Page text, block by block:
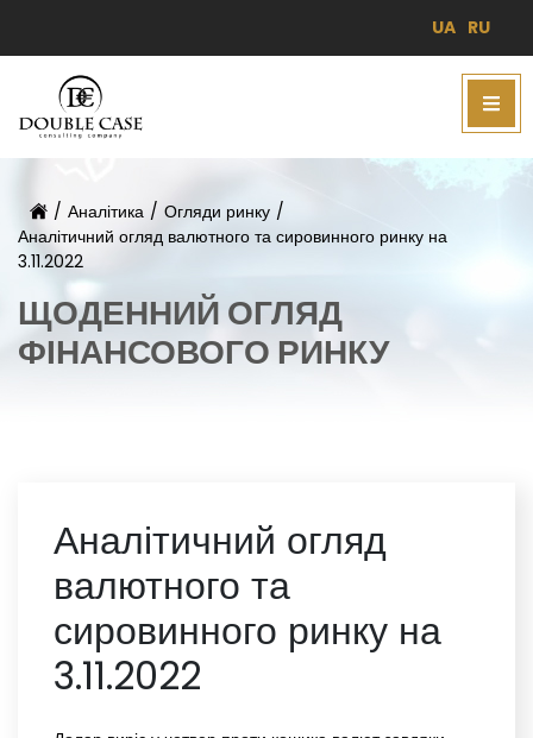
UA RU
/ Аналітика / Огляди ринку /
Аналітичний огляд валютного та сировинного ринку на
3.11.2022
ЩОДЕННИЙ ОГЛЯД
ФІНАНСОВОГО РИНКУ
Аналітичний огляд
валютного та
сировинного ринку на
3.11.2022